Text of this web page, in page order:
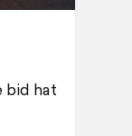
bid hat